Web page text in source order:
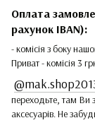
Оплата
рахунок IBAN):
- комісія з боку
Приват - комісія 3
переходьте, там Ви
аксесуарів. Не